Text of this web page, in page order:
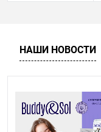
НАШИ НОВОСТИ